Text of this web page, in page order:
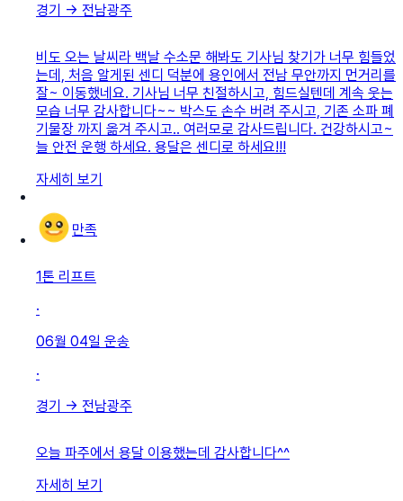
경기 → 전남광주
비도 오는 날씨라 백날 수소문 해봐도 기사님 찾기가 너무 힘들었
는데, 처음 알게된 센디 덕분에 용인에서 전남 무안까지 먼거리를
잘~ 이동했네요. 기사님 너무 친절하시고, 힘드실텐데 계속 웃는
모습 너무 감사합니다~~ 박스도 손수 버려 주시고, 기존 소파 폐
기물장 까지 옮겨 주시고.. 여러모로 감사드립니다. 건강하시고~
늘 안전 운행 하세요. 용달은 센디로 하세요!!!
자세히 보기
만족
1톤 리프트
·
06월 04일 운송
·
경기 → 전남광주
오늘 파주에서 용달 이용했는데 감사합니다^^
자세히 보기